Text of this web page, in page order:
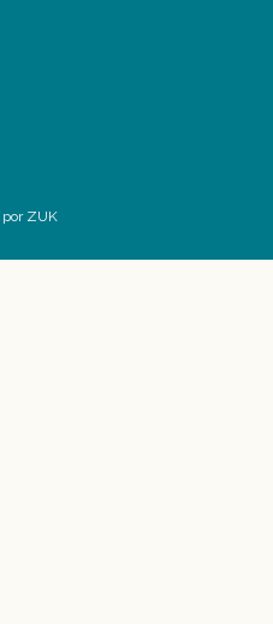
por ZUK